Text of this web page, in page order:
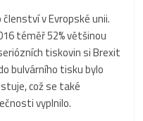
v Evropské unii.
téměř 52% většinou
tiskovin si Brexit
bulvárního tisku bylo
což se také
vyplnilo.